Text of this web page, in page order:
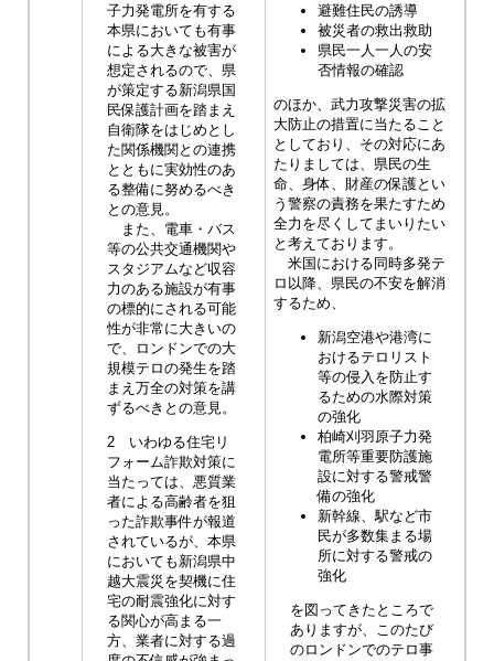
子力発電所を有する
本県においても有事
による大きな被害が
想定されるので、県
が策定する新潟県国
民保護計画を踏まえ
自衛隊をはじめとし
た関係機関との連携
とともに実効性のあ
る整備に努めるべき
との意見。
また、電車・バス
等の公共交通機関や
スタジアムなど収容
力のある施設が有事
の標的にされる可能
性が非常に大きいの
で、ロンドンでの大
規模テロの発生を踏
まえ万全の対策を講
ずるべきとの意見。
2 いわゆる住宅リ
フォーム詐欺対策に
当たっては、悪質業
者による高齢者を狙
った詐欺事件が報道
されているが、本県
においても新潟県中
越大震災を契機に住
宅の耐震強化に対す
る関心が高まる一
方、業者に対する過
避難住民の誘導
被災者の救出救助
県民一人一人の安
否情報の確認
のほか、武力攻撃災害の拡
大防止の措置に当たること
としており、その対応にあ
たりましては、県民の生
命、身体、財産の保護とい
う警察の責務を果たすため
全力を尽くしてまいりたい
と考えております。
米国における同時多発テ
ロ以降、県民の不安を解消
するため、
新潟空港や港湾に
おけるテロリスト
等の侵入を防止す
るための水際対策
の強化
柏崎刈羽原子力発
電所等重要防護施
設に対する警戒警
備の強化
新幹線、駅など市
民が多数集まる場
所に対する警戒の
強化
を図ってきたところで
ありますが、このたび
のロンドンでのテロ事